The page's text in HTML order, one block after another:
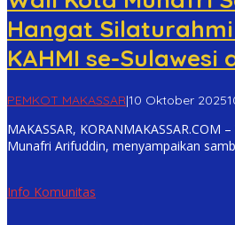
Hangat
KAHMI se-Sulawesi
PEMKOT MAKASSAR|10 Oktober 2025
MAKASSAR, KORANMAKASSAR.COM
Munafri Arifuddin, menyampaikan
Info Komunitas